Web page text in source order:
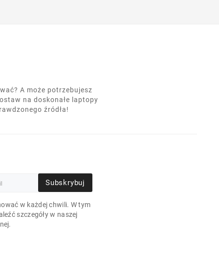
A może potrzebujesz
na doskonałe laptopy
źródła!
Subskrybuj
w każdej chwili. W tym
szczegóły w naszej